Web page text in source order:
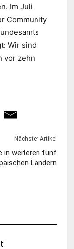
Im Juli
Community
Wir sind
vor zehn
Nächster Artikel
in weiteren fünf
Ländern